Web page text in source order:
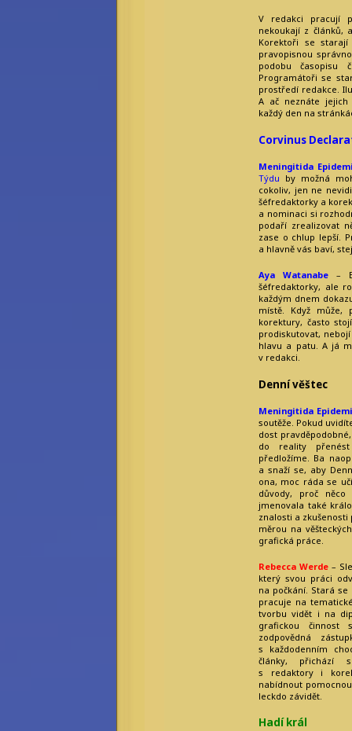
V redakci pracují
nekoukají z článků,
Korektoři se
pravopisnou
podobu časopisu
Programátoři se
prostředí redakce.
A ač neznáte
každý den na
Corvinus
Meningitida
Týdu by možná
cokoliv, jen ne
šéfredaktorky a
a nominaci si
podaří zrealizovat
zase o chlup lepší.
a hlavně vás baví,
Aya Watanabe–
šéfredaktorky, ale
každým dnem
místě. Když může,
korektury, často
prodiskutovat,
hlavu a patu. A já
v redakci.
Denní věštec
Meningitida
soutěže. Pokud
dost
do reality
předložíme. Ba
a snaží se, aby
ona, moc ráda se
důvody, proč
jmenovala také
znalosti a
měrou na
grafická práce.
Rebecca Werde –
který svou práci
na počkání. Stará
pracuje na
tvorbu vidět i na
grafickou
zodpovědná
s každodenním
články, přichází
s redaktory i
nabídnout
leckdo závidět.
Hadí král